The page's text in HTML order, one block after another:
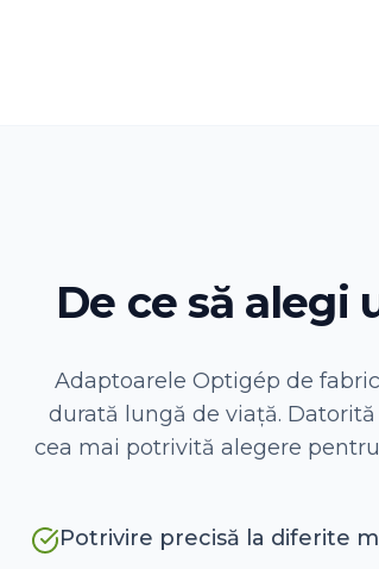
De ce să alegi
Adaptoarele Optigép de
durată lungă de viață.
cea mai potrivită alegere
Potrivire precisă la diferite